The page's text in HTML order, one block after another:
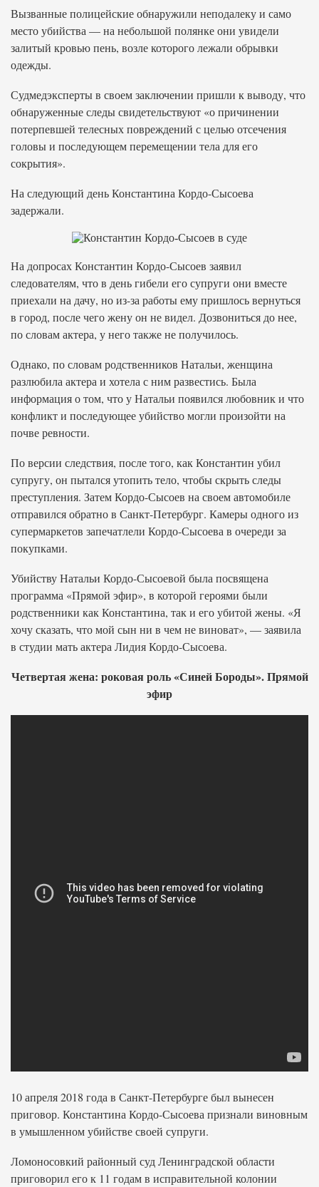
Вызванные полицейские обнаружили неподалеку и само
место убийства — на небольшой полянке они увидели
залитый кровью пень, возле которого лежали обрывки
одежды.
Судмедэксперты в своем заключении пришли к выводу, что
обнаруженные следы свидетельствуют «о причинении
потерпевшей телесных повреждений с целью отсечения
головы и последующем перемещении тела для его
сокрытия».
На следующий день Константина Кордо-Сысоева
задержали.
На допросах Константин Кордо-Сысоев заявил
следователям, что в день гибели его супруги они вместе
приехали на дачу, но из-за работы ему пришлось вернуться
в город, после чего жену он не видел. Дозвониться до нее,
по словам актера, у него также не получилось.
Однако, по словам родственников Натальи, женщина
разлюбила актера и хотела с ним развестись. Была
информация о том, что у Натальи появился любовник и что
конфликт и последующее убийство могли произойти на
почве ревности.
По версии следствия, после того, как Константин убил
супругу, он пытался утопить тело, чтобы скрыть следы
преступления. Затем Кордо-Сысоев на своем автомобиле
отправился обратно в Санкт-Петербург. Камеры одного из
супермаркетов запечатлели Кордо-Сысоева в очереди за
покупками.
Убийству Натальи Кордо-Сысоевой была посвящена
программа «Прямой эфир», в которой героями были
родственники как Константина, так и его убитой жены. «Я
хочу сказать, что мой сын ни в чем не виноват», — заявила
в студии мать актера Лидия Кордо-Сысоева.
Четвертая жена: роковая роль «Синей Бороды». Прямой
эфир
10 апреля 2018 года в Санкт-Петербурге был вынесен
приговор. Константина Кордо-Сысоева признали виновным
в умышленном убийстве своей супруги.
Ломоносовкий районный суд Ленинградской области
приговорил его к 11 годам в исправительной колонии